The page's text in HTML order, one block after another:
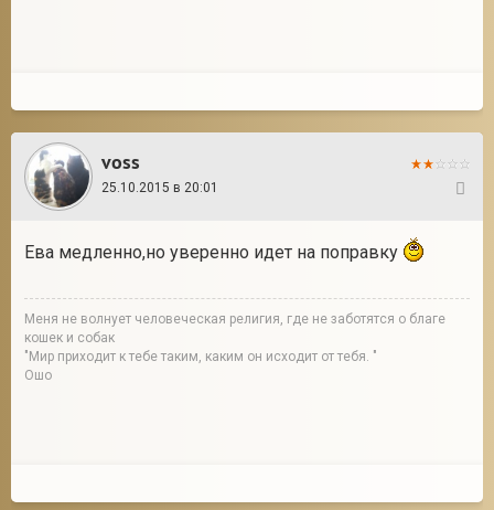
voss
25.10.2015 в 20:01
Ева медленно,но уверенно идет на поправку
Меня не волнует человеческая религия, где не заботятся о благе
кошек и собак
"Мир приходит к тебе таким, каким он исходит от тебя. "
Ошо